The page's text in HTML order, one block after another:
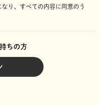
り、 すべての内容に同意のう
ちの方